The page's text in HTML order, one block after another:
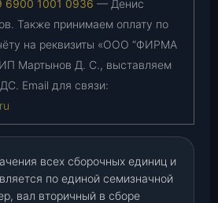
6900 1001 0936 — Денис
Также принимаем оплату по
на реквизиты «ООО “ФИРМА
Мартынов Д. С., выставляем
Email для связи:
всех сборочных единиц и
по единой семизначной
вал вторичный в сборе